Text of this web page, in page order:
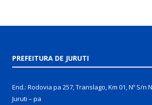
PREFEITURA DE JURUTI
End.: Rodovia pa 257, Translago, Km 01, Nº S/n
Juruti – pa